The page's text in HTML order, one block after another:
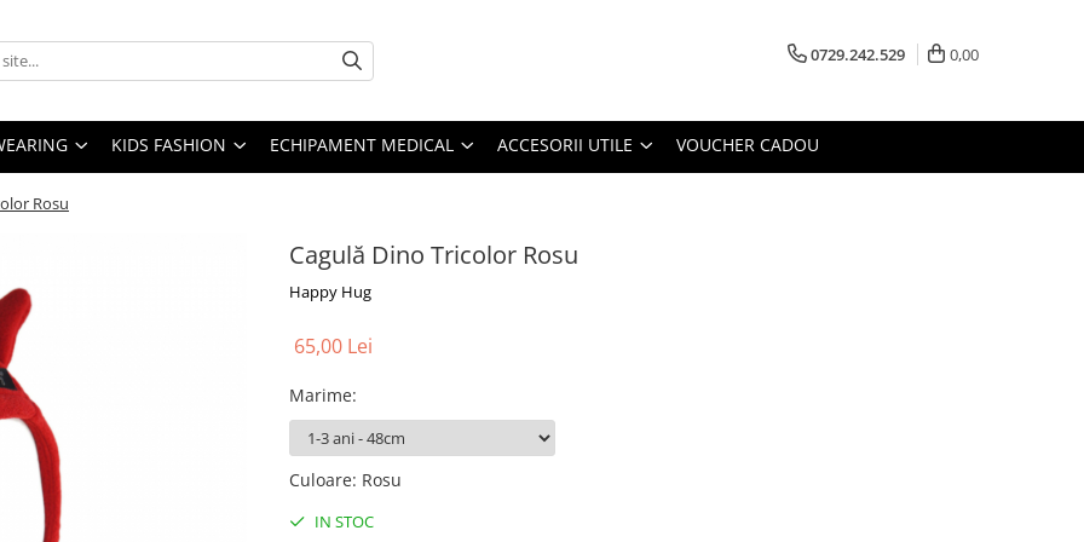
0729.242.529 0,00
KIDS FASHION ECHIPAMENT MEDICAL ACCESORII UTILE VOUCHER CADOU
Rosu
Cagulă Dino Tricolor Rosu
Happy Hug
65,00 Lei
Marime:
Culoare: Rosu
IN STOC